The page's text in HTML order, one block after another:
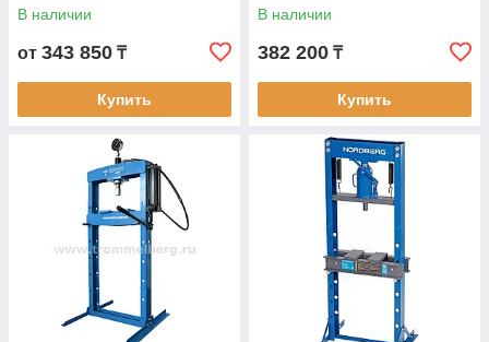
В наличии
от 343 850 ₸
Купить
В наличии
382 200 ₸
Купить